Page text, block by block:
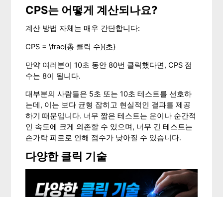
CPS는 어떻게 계산되나요?
계산 방법 자체는 매우 간단합니다:
CPS = \frac{총 클릭 수}{초}
만약 여러분이 10초 동안 80번 클릭했다면, CPS 점
수는 8이 됩니다.
대부분의 사람들은 5초 또는 10초 테스트를 선호하
는데, 이는 보다 균형 잡히고 현실적인 결과를 제공
하기 때문입니다. 너무 짧은 테스트는 운이나 순간적
인 속도에 크게 의존할 수 있으며, 너무 긴 테스트는
손가락 피로로 인해 점수가 낮아질 수 있습니다.
다양한 클릭 기술